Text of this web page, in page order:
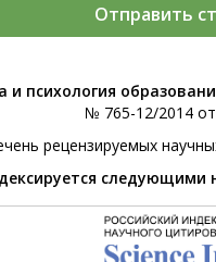
Отправить
и психология
№ 765-12/2014
рецензируемых